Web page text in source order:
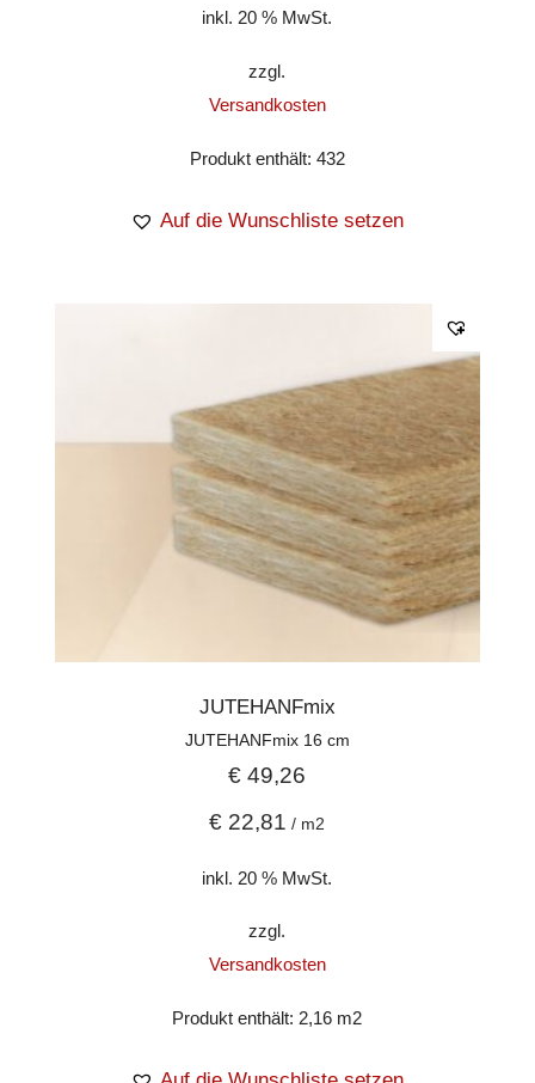
inkl. 20 % MwSt.
zzgl.
Versandkosten
Produkt enthält: 432
Auf die Wunschliste setzen
JUTEHANFmix
JUTEHANFmix 16 cm
€ 49,26
€ 22,81 / m2
inkl. 20 % MwSt.
zzgl.
Versandkosten
Produkt enthält: 2,16 m2